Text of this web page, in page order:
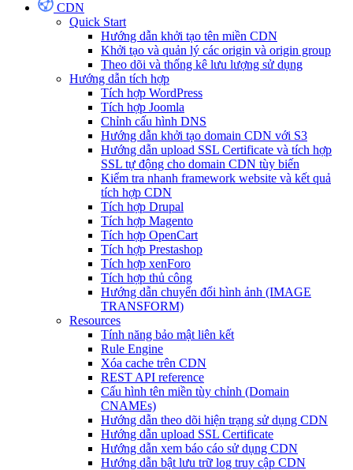
CDN
Quick Start
Hướng dẫn khởi tạo tên miền CDN
Khởi tạo và quản lý các origin và origin group
Theo dõi và thống kê lưu lượng sử dụng
Hướng dẫn tích hợp
Tích hợp WordPress
Tích hợp Joomla
Chỉnh cấu hình DNS
Hướng dẫn khởi tạo domain CDN với S3
Hướng dẫn upload SSL Certificate và tích hợp
SSL tự động cho domain CDN tùy biến
Kiểm tra nhanh framework website và kết quả
tích hợp CDN
Tích hợp Drupal
Tích hợp Magento
Tích hợp OpenCart
Tích hợp Prestashop
Tích hợp xenForo
Tích hợp thủ công
Hướng dẫn chuyển đổi hình ảnh (IMAGE
TRANSFORM)
Resources
Tính năng bảo mật liên kết
Rule Engine
Xóa cache trên CDN
REST API reference
Cấu hình tên miền tùy chỉnh (Domain
CNAMEs)
Hướng dẫn theo dõi hiện trạng sử dụng CDN
Hướng dẫn upload SSL Certificate
Hướng dẫn xem báo cáo sử dụng CDN
Hướng dẫn bật lưu trữ log truy cập CDN